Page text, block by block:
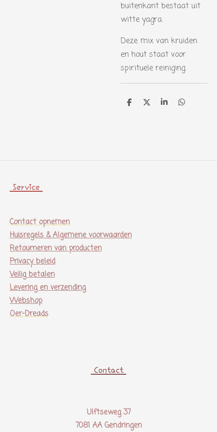
buitenkant bestaat uit
witte yagra.
Deze mix van kruiden
en hout staat voor
spirituele reiniging.
D D S D
Service
Contact opnemen
Huisregels & Algemene voorwaarden
Retourneren van producten
Privacy beleid
Veilig betalen
Levering en verzending
Webshop
Oer-Dreads
Contact
Ulftseweg 37
7081 AA Gendringen